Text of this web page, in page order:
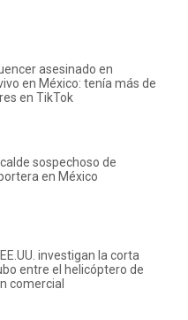
asesinado en
en México: tenía más de
en TikTok
sospechoso de
en México
investigan la corta
entre el helicóptero de
comercial